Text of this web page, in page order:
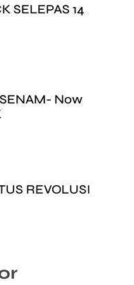
SELEPAS 14
Now
REVOLUSI